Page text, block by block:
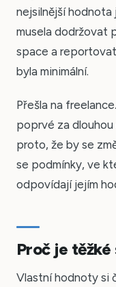
nejsilnější
musela dodržovat
space a
byla minimální.
Přešla na
poprvé za
proto, že by se
se podmínky, ve
odpovídají jejím
Proč je
Vlastní hodnoty si